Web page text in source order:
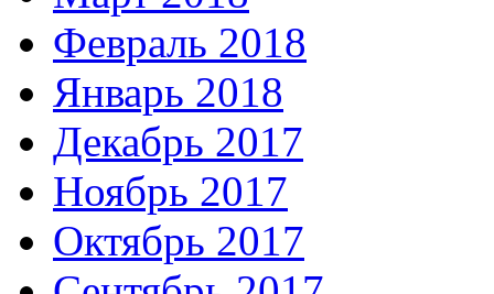
Февраль 2018
Январь 2018
Декабрь 2017
Ноябрь 2017
Октябрь 2017